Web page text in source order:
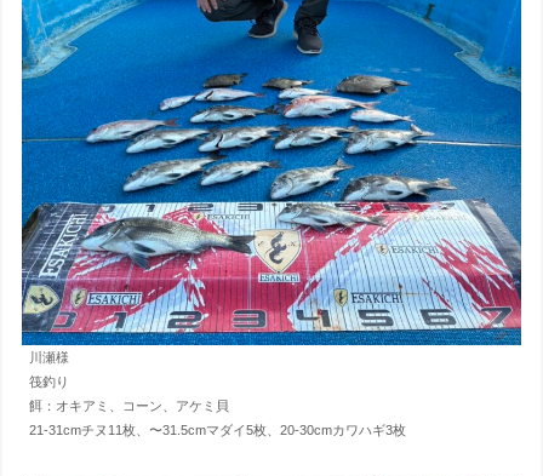
川瀬様
筏釣り
餌：オキアミ、コーン、アケミ貝
21-31cmチヌ11枚、〜31.5cmマダイ5枚、20-30cmカワハギ3枚